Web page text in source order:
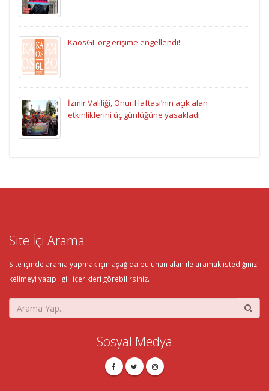
KaosGL.org erişime engellendi!
İzmir Valiliği, Onur Haftası’nın açık alan
etkinliklerini üç günlüğüne yasakladı
Site İçi Arama
Site içinde arama yapmak için aşağıda bulunan alan ile aramak istediğiniz
kelimeyi yazıp ilgili içerikleri görebilirsiniz.
Sosyal Medya